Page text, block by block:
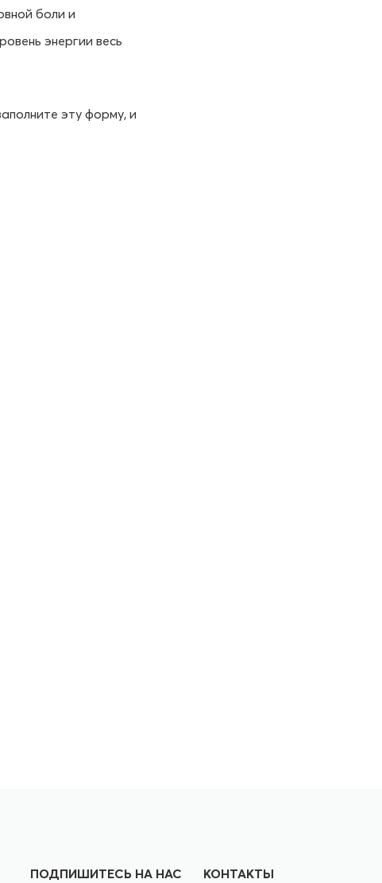
боли и
энергии весь
эту форму, и
ПОДПИШИТЕСЬ НА НАС КОНТАКТЫ